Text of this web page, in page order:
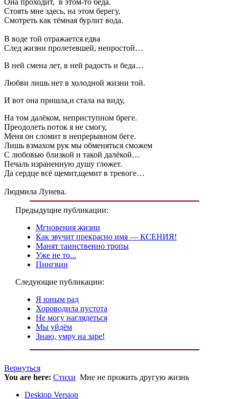
Стоять мне здесь, на этом берегу,
Смотреть как тёмная бурлит вода.
В воде той отражается едва
След жизни пролетевшей, непростой…
В ней смена лет, в ней радость и беда…
Любви лишь нет в холодной жизни той.
И вот она пришла,и стала на виду,
На том далёком, неприступном бреге.
Преодолеть поток я не смогу,
Меня он сломит в непрерывном беге.
Лишь взмахом рук мы обменяться сможем
С любовью близкой и такой далёкой…
Печаль израненную душу гложет.
Да сердце всё щемит,щемит в тревоге…
Людмила Лунева.
Предыдущие публикации:
Мгновения жизни
Как звучит прекрасно имя — КСЕНИЯ!
Манят таинственно тропы
Уже не то...
Пингвин
Следующие публикации:
Я юным рад
Хороводила пустота
Не могу наглядеться
Мы уйдём
Знаю, умру на заре!
Вернуться
You are here: Стихи Мне не прожить другую жизнь
Desktop Version